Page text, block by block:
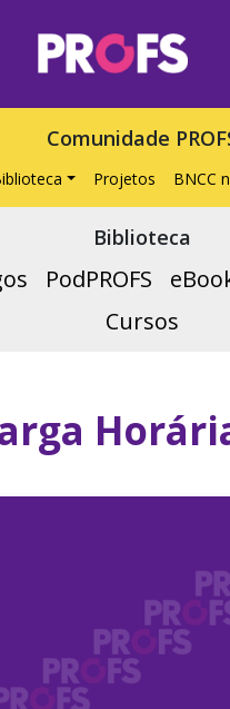
Comunidade
Projetos BNCC
Biblioteca
PodPROFS
Cursos